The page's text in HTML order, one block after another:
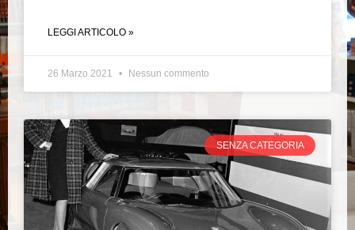
LEGGI ARTICOLO »
26 Marzo 2021 Nessun commento
SENZA CATEGORIA